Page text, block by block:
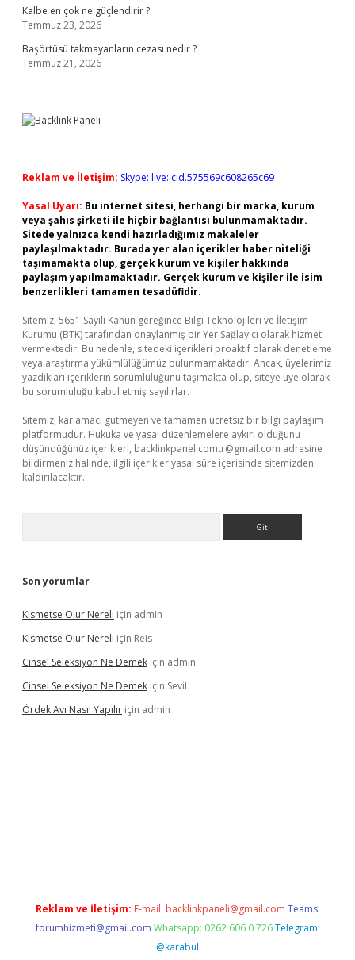
Kalbe en çok ne güçlendirir ?
Temmuz 23, 2026
Başörtüsü takmayanların cezası nedir ?
Temmuz 21, 2026
Reklam ve İletişim: Skype: live:.cid.575569c608265c69
Yasal Uyarı: Bu internet sitesi, herhangi bir marka, kurum
veya şahıs şirketi ile hiçbir bağlantısı bulunmamaktadır.
Sitede yalnızca kendi hazırladığımız makaleler
paylaşılmaktadır. Burada yer alan içerikler haber niteliği
taşımamakta olup, gerçek kurum ve kişiler hakkında
paylaşım yapılmamaktadır. Gerçek kurum ve kişiler ile isim
benzerlikleri tamamen tesadüfidir.
Sitemiz, 5651 Sayılı Kanun gereğince Bilgi Teknolojileri ve İletişim
Kurumu (BTK) tarafından onaylanmış bir Yer Sağlayıcı olarak hizmet
vermektedir. Bu nedenle, sitedeki içerikleri proaktif olarak denetleme
veya araştırma yükümlülüğümüz bulunmamaktadır. Ancak, üyelerimiz
yazdıkları içeriklerin sorumluluğunu taşımakta olup, siteye üye olarak
bu sorumluluğu kabul etmiş sayılırlar.
Sitemiz, kar amacı gütmeyen ve tamamen ücretsiz bir bilgi paylaşım
platformudur. Hukuka ve yasal düzenlemelere aykırı olduğunu
düşündüğünüz içerikleri, backlinkpanelicomtr@gmail.com adresine
bildirmeniz halinde, ilgili içerikler yasal süre içerisinde sitemizden
kaldırılacaktır.
Son yorumlar
Kismetse Olur Nereli için admin
Kismetse Olur Nereli için Reis
Cinsel Seleksiyon Ne Demek için admin
Cinsel Seleksiyon Ne Demek için Sevil
Ördek Avı Nasıl Yapılır için admin
Reklam ve İletişim: E-mail: backlinkpaneli@gmail.com Teams:
forumhizmeti@gmail.com Whatsapp: 0262 606 0 726 Telegram:
@karabul